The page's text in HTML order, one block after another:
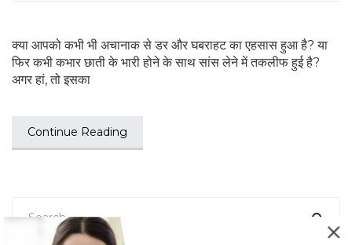
क्या आपको कभी भी अचानाक से डर और घबराहट का एहसास हुआ है? या
फिर कभी कभार छाती के भारी होने के साथ सांस लेने में तकलीफ हुई है?
अगर हां, तो इसका
Continue Reading